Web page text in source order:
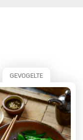
GEVOGELTE